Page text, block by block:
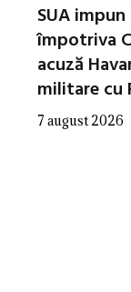
SUA
împotriva
acuză
militare cu
7 august 2026